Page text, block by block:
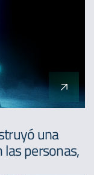
una
personas,